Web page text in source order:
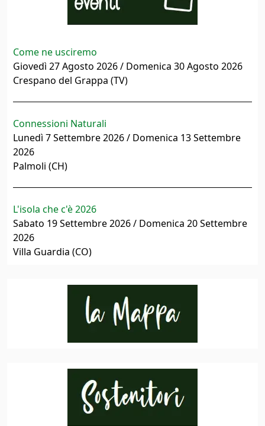
Come ne usciremo
Giovedì 27 Agosto 2026 / Domenica 30 Agosto 2026
Crespano del Grappa (TV)
Connessioni Naturali
Lunedì 7 Settembre 2026 / Domenica 13 Settembre
2026
Palmoli (CH)
L'isola che c'è 2026
Sabato 19 Settembre 2026 / Domenica 20 Settembre
2026
Villa Guardia (CO)